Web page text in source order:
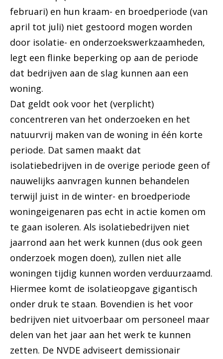
februari) en hun kraam- en broedperiode (van
april tot juli) niet gestoord mogen worden
door isolatie- en onderzoekswerkzaamheden,
legt een flinke beperking op aan de periode
dat bedrijven aan de slag kunnen aan een
woning.
Dat geldt ook voor het (verplicht)
concentreren van het onderzoeken en het
natuurvrij maken van de woning in één korte
periode. Dat samen maakt dat
isolatiebedrijven in de overige periode geen of
nauwelijks aanvragen kunnen behandelen
terwijl juist in de winter- en broedperiode
woningeigenaren pas echt in actie komen om
te gaan isoleren. Als isolatiebedrijven niet
jaarrond aan het werk kunnen (dus ook geen
onderzoek mogen doen), zullen niet alle
woningen tijdig kunnen worden verduurzaamd.
Hiermee komt de isolatieopgave gigantisch
onder druk te staan. Bovendien is het voor
bedrijven niet uitvoerbaar om personeel maar
delen van het jaar aan het werk te kunnen
zetten. De NVDE adviseert demissionair